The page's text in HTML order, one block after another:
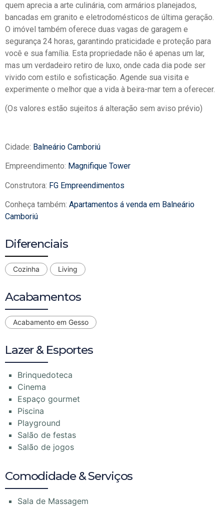
quem aprecia a arte culinária, com armários planejados,
bancadas em granito e eletrodomésticos de última geração.
O imóvel também oferece duas vagas de garagem e
segurança 24 horas, garantindo praticidade e proteção para
você e sua família. Esta propriedade não é apenas um lar,
mas um verdadeiro retiro de luxo, onde cada dia pode ser
vivido com estilo e sofisticação. Agende sua visita e
experimente o melhor que a vida à beira-mar tem a oferecer.
(Os valores estão sujeitos á alteração sem aviso prévio)
Cidade: Balneário Camboriú
Empreendimento: Magnifique Tower
Construtora: FG Empreendimentos
Conheça também: Apartamentos á venda em Balneário
Camboriú
Diferenciais
Cozinha Living
Acabamentos
Acabamento em Gesso
Lazer & Esportes
Brinquedoteca
Cinema
Espaço gourmet
Piscina
Playground
Salão de festas
Salão de jogos
Comodidade & Serviços
Sala de Massagem